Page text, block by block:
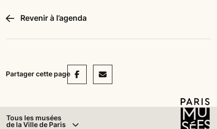
Revenir à l’agenda
Partager cette pageFacebook
Mail
Tous les musées
de la Ville de Paris